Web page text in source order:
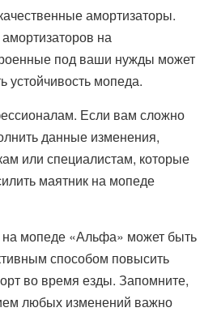
амортизаторы.
на
под ваши нужды может
устойчивость мопеда.
Если вам сложно
данные изменения,
или специалистам, которые
маятник на мопеде
мопеде «Альфа» может быть
способом повысить
во время езды. Запомните,
любых изменений важно